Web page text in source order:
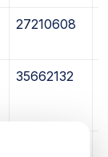
27210608
35662132